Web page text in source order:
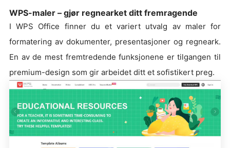
WPS-maler – gjør regnearket ditt fremragende
I WPS Office finner du et variert utvalg av maler for
formatering av dokumenter, presentasjoner og regneark.
En av de mest fremtredende funksjonene er tilgangen til
premium-design som gir arbeidet ditt et sofistikert preg.